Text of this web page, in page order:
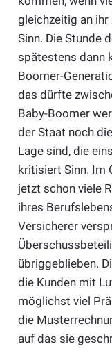
gleichzeitig an ihr
Sinn. Die Stunde
spätestens dann
Boomer-
das dürfte
Baby-Boomer
der Staat noch
Lage sind, die
kritisiert Sinn. Im
jetzt schon viele
ihres
Versicherer
übriggeblieben.
die Kunden mit
möglichst viel
die
auf das sie